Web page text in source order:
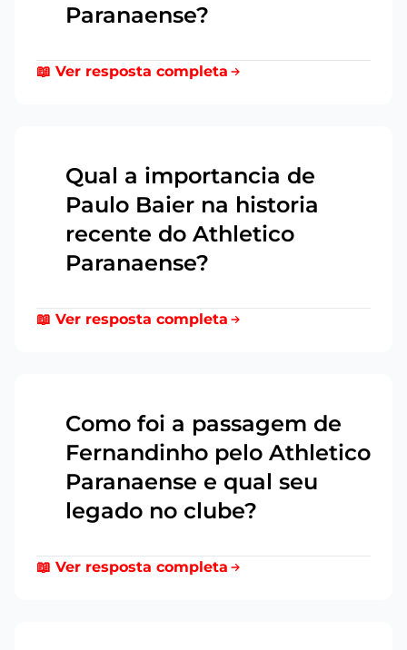
Paranaense?
📖 Ver resposta completa
Qual a importancia de
Paulo Baier na historia
recente do Athletico
Paranaense?
📖 Ver resposta completa
Como foi a passagem de
Fernandinho pelo Athletico
Paranaense e qual seu
legado no clube?
📖 Ver resposta completa